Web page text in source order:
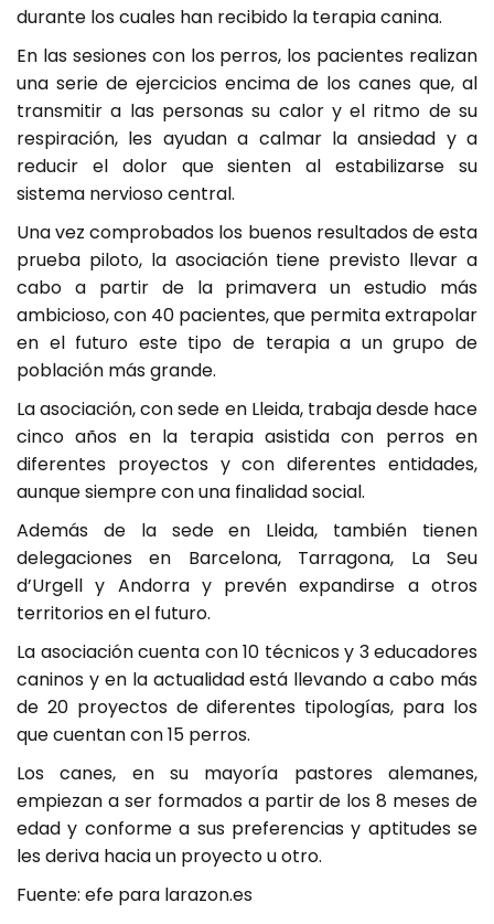
durante los cuales han recibido la terapia canina.
En las sesiones con los perros, los pacientes realizan
una serie de ejercicios encima de los canes que, al
transmitir a las personas su calor y el ritmo de su
respiración, les ayudan a calmar la ansiedad y a
reducir el dolor que sienten al estabilizarse su
sistema nervioso central.
Una vez comprobados los buenos resultados de esta
prueba piloto, la asociación tiene previsto llevar a
cabo a partir de la primavera un estudio más
ambicioso, con 40 pacientes, que permita extrapolar
en el futuro este tipo de terapia a un grupo de
población más grande.
La asociación, con sede en Lleida, trabaja desde hace
cinco años en la terapia asistida con perros en
diferentes proyectos y con diferentes entidades,
aunque siempre con una finalidad social.
Además de la sede en Lleida, también tienen
delegaciones en Barcelona, Tarragona, La Seu
d’Urgell y Andorra y prevén expandirse a otros
territorios en el futuro.
La asociación cuenta con 10 técnicos y 3 educadores
caninos y en la actualidad está llevando a cabo más
de 20 proyectos de diferentes tipologías, para los
que cuentan con 15 perros.
Los canes, en su mayoría pastores alemanes,
empiezan a ser formados a partir de los 8 meses de
edad y conforme a sus preferencias y aptitudes se
les deriva hacia un proyecto u otro.
Fuente: efe para larazon.es